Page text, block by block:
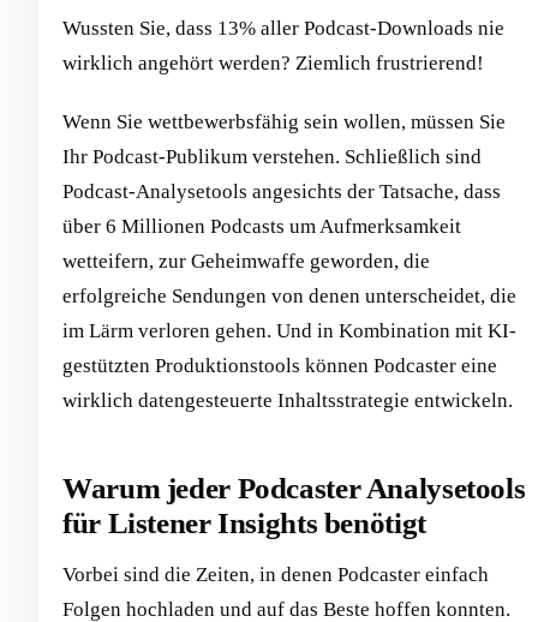
Wussten Sie, dass 13% aller Podcast-Downloads nie
wirklich angehört werden? Ziemlich frustrierend!
Wenn Sie wettbewerbsfähig sein wollen, müssen Sie
Ihr Podcast-Publikum verstehen. Schließlich sind
Podcast-Analysetools angesichts der Tatsache, dass
über 6 Millionen Podcasts um Aufmerksamkeit
wetteifern, zur Geheimwaffe geworden, die
erfolgreiche Sendungen von denen unterscheidet, die
im Lärm verloren gehen. Und in Kombination mit KI-
gestützten Produktionstools können Podcaster eine
wirklich datengesteuerte Inhaltsstrategie entwickeln.
Warum jeder Podcaster Analysetools
für Listener Insights benötigt
Vorbei sind die Zeiten, in denen Podcaster einfach
Folgen hochladen und auf das Beste hoffen konnten.